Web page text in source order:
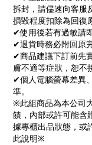
拆封，請儘速向客服
損毀程度扣除為回復
✔使用後若有過敏請
✔退貨時務必附回原
✔商品建議下訂前先
膚不適等症狀，恕不
✔個人電腦螢幕差異
準。
※此組商品為本公司
饋，內部或許可能含
據專櫃出品狀態，或
此說明※